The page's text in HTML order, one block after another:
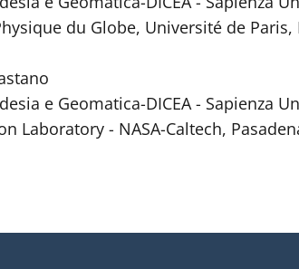
du Globe, Université de Paris,
e Geomatica-DICEA - Sapienza
Laboratory - NASA-Caltech,